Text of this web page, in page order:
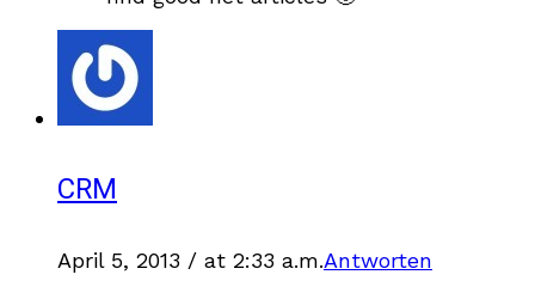
CRM
April 5, 2013 / at 2:33 a.m.Antworten